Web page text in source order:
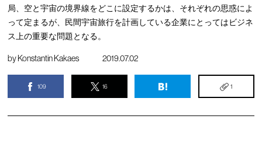
局、空と宇宙の境界線をどこに設定するかは、それぞれの思惑によ
って定まるが、民間宇宙旅行を計画している企業にとってはビジネ
ス上の重要な問題となる。
byKonstantin Kakaes 2019.07.02
109 16 1